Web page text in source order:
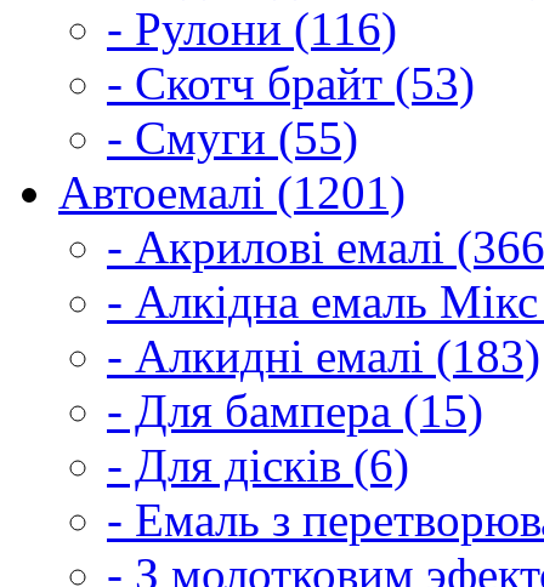
- Рулони (116)
- Скотч брайт (53)
- Смуги (55)
Автоемалі (1201)
- Акрилові емалі
- Алкідна емаль
- Алкидні емалі (183)
- Для бампера (15)
- Для дісків (6)
- Емаль з
- З молотковим